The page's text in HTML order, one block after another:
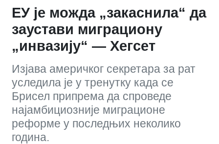
ЕУ је можда „закаснила“ да
заустави миграциону
„инвазију“ — Хегсет
Изјава америчког секретара за рат
уследила је у тренутку када се
Брисел припрема да спроведе
најамбициозније миграционе
реформе у последњих неколико
година.